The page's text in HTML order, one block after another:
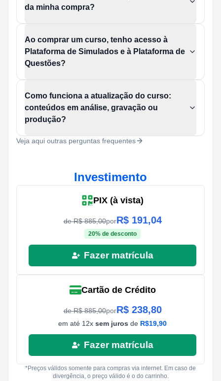
da minha compra?
Ao comprar um curso, tenho acesso à
Plataforma de Simulados e à Plataforma de
Questões?
Como funciona a atualização do curso:
conteúdos em análise, gravação ou
produção?
Veja aqui outras perguntas frequentes
Investimento
PIX (à vista)
de R$885,00porR$ 191,04
20% de desconto
Fazer matrícula
Cartão de Crédito
de R$885,00porR$ 238,80
em até 12x sem juros de R$19,90
Fazer matrícula
*Preços válidos somente para compras via internet. Em caso de
divergência, o preço válido é o do carrinho.